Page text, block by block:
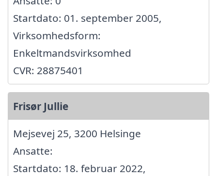
Startdato: 01. september 2005,
Virksomhedsform:
Enkeltmandsvirksomhed
CVR: 28875401
Frisør Jullie
Mejsevej 25, 3200 Helsinge
Ansatte:
Startdato: 18. februar 2022,